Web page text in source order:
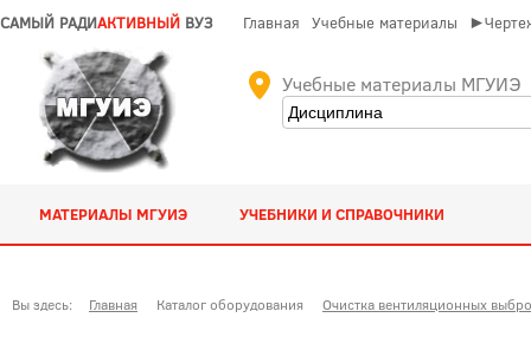
САМЫЙ РАДИАКТИВНЫЙ ВУЗ Главная Учебные материалы
Учебные материалы МГУИЭ
МАТЕРИАЛЫ МГУИЭ УЧЕБНИКИ И СПРАВОЧНИКИ
Вы здесь: Главная Каталог оборудования Очистка вентиляционных